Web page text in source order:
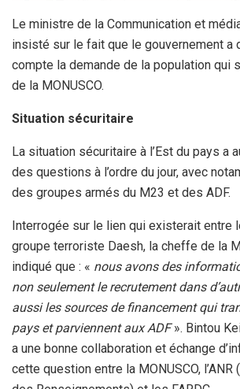
Le ministre de la Communication et
insisté sur le fait que le gouvernement a
compte la demande de la population qui
de la MONUSCO.
Situation sécuritaire
La situation sécuritaire à l’Est du pays a
des questions à l’ordre du jour, avec
des groupes armés du M23 et des ADF.
Interrogée sur le lien qui existerait entre
groupe terroriste Daesh, la cheffe de la
indiqué que : « nous avons des
non seulement le recrutement dans
aussi les sources de financement qui
pays et parviennent aux ADF». Bintou
a une bonne collaboration et échange
cette question entre la MONUSCO, l’ANR